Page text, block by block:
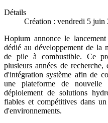
Détails
Création : vendredi 5 juin
Hopium annonce le
dédié au développement de la
de pile à combustible. Ce
plusieurs années de
d'intégration système afin de
une plateforme de nouvelle
déploiement de solutions
fiables et compétitives dans
d'environnements.